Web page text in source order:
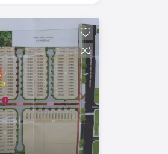
Portaria
em um bairro
com fácil
a
uma
essa